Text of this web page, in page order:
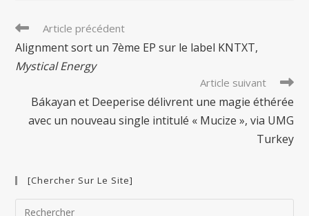
Read
more
articles
Article précédent
Alignment sort un 7ème EP sur le label KNTXT,
Mystical Energy
Article suivant
Bákayan et Deeperise délivrent une magie éthérée
avec un nouveau single intitulé « Mucize », via UMG
Turkey
[Chercher Sur Le Site]